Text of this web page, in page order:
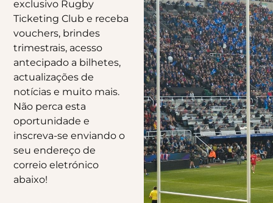
exclusivo Rugby
Ticketing Club e receba
vouchers, brindes
trimestrais, acesso
antecipado a bilhetes,
actualizações de
notícias e muito mais.
Não perca esta
oportunidade e
inscreva-se enviando o
seu endereço de
correio eletrónico
abaixo!